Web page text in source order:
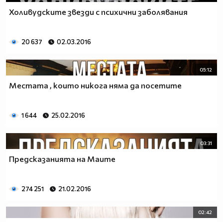
Холивудските звезди с психични заболявания
20 637 02.03.2016
05:12
Местата , които никога няма да посетите
1 644 25.02.2016
03:31
Предсказанията на Маите
274 251 21.02.2016
02:42